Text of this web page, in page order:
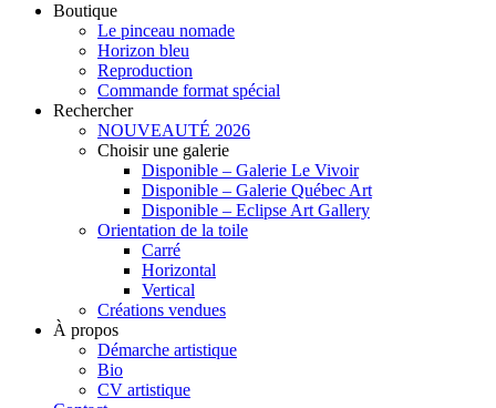
Boutique
Le pinceau nomade
Horizon bleu
Reproduction
Commande format spécial
Rechercher
NOUVEAUTÉ 2026
Choisir une galerie
Disponible – Galerie Le Vivoir
Disponible – Galerie Québec Art
Disponible – Eclipse Art Gallery
Orientation de la toile
Carré
Horizontal
Vertical
Créations vendues
À propos
Démarche artistique
Bio
CV artistique